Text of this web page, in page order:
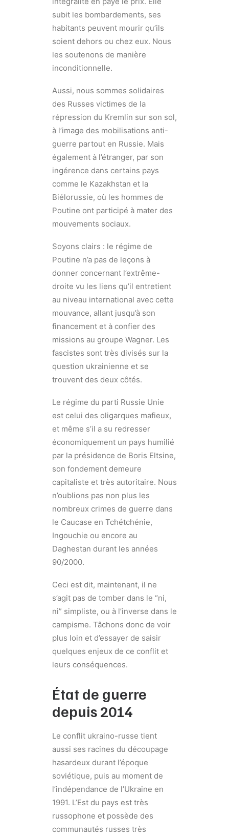
subit les bombardements, ses
habitants peuvent mourir qu’ils
soient dehors ou chez eux. Nous
les soutenons de manière
inconditionnelle.
Aussi, nous sommes solidaires
des Russes victimes de la
répression du Kremlin sur son sol,
à l’image des mobilisations anti-
guerre partout en Russie. Mais
également à l’étranger, par son
ingérence dans certains pays
comme le Kazakhstan et la
Biélorussie, où les hommes de
Poutine ont participé à mater des
mouvements sociaux.
Soyons clairs : le régime de
Poutine n’a pas de leçons à
donner concernant l’extrême-
droite vu les liens qu’il entretient
au niveau international avec cette
mouvance, allant jusqu’à son
financement et à confier des
missions au groupe Wagner. Les
fascistes sont très divisés sur la
question ukrainienne et se
trouvent des deux côtés.
Le régime du parti Russie Unie
est celui des oligarques mafieux,
et même s’il a su redresser
économiquement un pays humilié
par la présidence de Boris Eltsine,
son fondement demeure
capitaliste et très autoritaire. Nous
n’oublions pas non plus les
nombreux crimes de guerre dans
le Caucase en Tchétchénie,
Ingouchie ou encore au
Daghestan durant les années
90/2000.
Ceci est dit, maintenant, il ne
s’agit pas de tomber dans le “ni,
ni” simpliste, ou à l’inverse dans le
campisme. Tâchons donc de voir
plus loin et d’essayer de saisir
quelques enjeux de ce conflit et
leurs conséquences.
État de guerre
depuis 2014
Le conflit ukraino-russe tient
aussi ses racines du découpage
hasardeux durant l’époque
soviétique, puis au moment de
l’indépendance de l’Ukraine en
1991. L’Est du pays est très
russophone et possède des
communautés russes très